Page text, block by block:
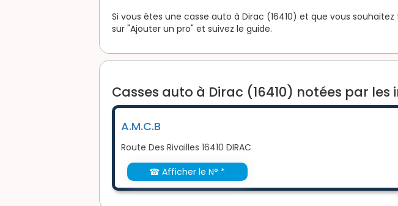
Si vous êtes une casse auto à Dirac (16410) et que vous
sur "Ajouter un pro" et suivez le guide.
Casses auto à Dirac (16410) notées par les
A.M.C.B
Route Des Rivailles 16410 DIRAC
☎ Afficher le N° *